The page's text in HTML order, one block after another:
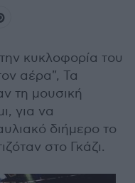
κυκλοφορία του
αέρα", Τα
τη μουσική
για να
διήμερο το
στο Γκάζι.